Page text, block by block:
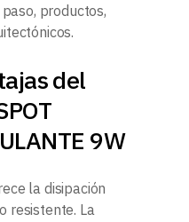
productos,
del
9W
la disipación
resistente. La